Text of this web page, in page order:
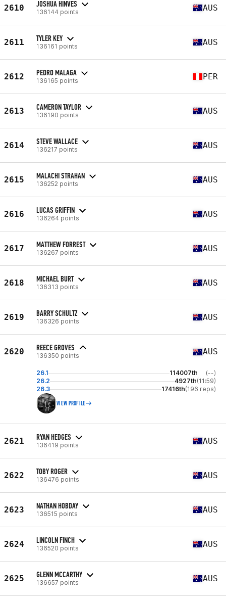
2610 JOSHUA HINVES
136144 points AUS
2611 TYLER KEY
136161 points AUS
2612 PEDRO MALAGA
136165 points PER
2613 CAMERON TAYLOR
136190 points AUS
2614 STEVE WALLACE
136217 points AUS
2615 MALACHI STRAHAN
136252 points AUS
2616 LUCAS GRIFFIN
136264 points AUS
2617 MATTHEW FORREST
136267 points AUS
2618 MICHAEL BURT
136313 points AUS
2619 BARRY SCHULTZ
136326 points AUS
2620 REECE GROVES
136350 points AUS
26.1 114007th
(--)
26.2
4927th(11:59)
26.3
17416th(196 reps)
VIEW PROFILE
2621 RYAN HEDGES
136419 points AUS
2622 TOBY ROGER
136476 points AUS
2623 NATHAN HOBDAY
136515 points AUS
2624 LINCOLN FINCH
136520 points AUS
2625 GLENN MCCARTHY
136657 points AUS